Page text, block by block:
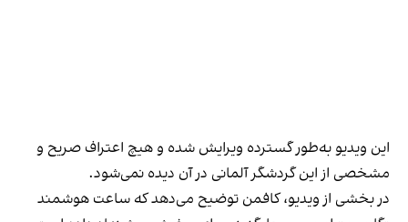
این ویدیو به‌طور گسترده ویرایش شده و هیچ اعتراف صریح و
مشخصی از این گردشگر آلمانی در آن دیده نمی‌شود.
در بخشی از ویدیو، کافمن توضیح می‌دهد که ساعت هوشمند